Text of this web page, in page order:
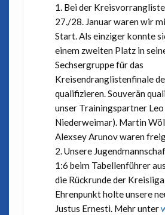
Bei der Kreisvorrangliste
27./28. Januar waren wir
Start. Als einziger konnte
einem zweiten Platz in
Sechsergruppe für das
Kreisendranglistenfinale
qualifizieren. Souverän
unser Trainingspartner Leo
Niederweimar). Martin
Alexsey Arunov waren
Unsere
1:6 beim Tabellenführer
die Rückrunde der
Ehrenpunkt holte unsere
Justus Ernesti. Mehr unter